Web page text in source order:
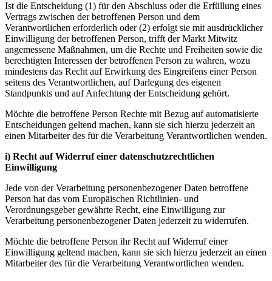
Ist die Entscheidung (1) für den Abschluss oder die Erfüllung eines
Vertrags zwischen der betroffenen Person und dem
Verantwortlichen erforderlich oder (2) erfolgt sie mit ausdrücklicher
Einwilligung der betroffenen Person, trifft der Markt Mitwitz
angemessene Maßnahmen, um die Rechte und Freiheiten sowie die
berechtigten Interessen der betroffenen Person zu wahren, wozu
mindestens das Recht auf Erwirkung des Eingreifens einer Person
seitens des Verantwortlichen, auf Darlegung des eigenen
Standpunkts und auf Anfechtung der Entscheidung gehört.
Möchte die betroffene Person Rechte mit Bezug auf automatisierte
Entscheidungen geltend machen, kann sie sich hierzu jederzeit an
einen Mitarbeiter des für die Verarbeitung Verantwortlichen wenden.
i) Recht auf Widerruf einer datenschutzrechtlichen
Einwilligung
Jede von der Verarbeitung personenbezogener Daten betroffene
Person hat das vom Europäischen Richtlinien- und
Verordnungsgeber gewährte Recht, eine Einwilligung zur
Verarbeitung personenbezogener Daten jederzeit zu widerrufen.
Möchte die betroffene Person ihr Recht auf Widerruf einer
Einwilligung geltend machen, kann sie sich hierzu jederzeit an einen
Mitarbeiter des für die Verarbeitung Verantwortlichen wenden.